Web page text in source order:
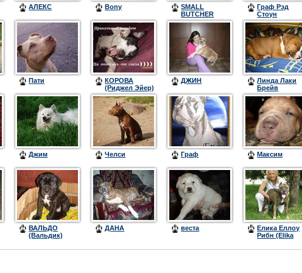
АЛЕКС Bony
SMALL
BUTCHER
"TYSON"
Граф Рэд
Стоун
Пати
КОРОВА
(Риджел Эйер)
ДЖИН
Линда Лаки
Брейв
Джим Челси Граф Максим
ВАЛЬДО
(Вальдик)
ДАНА веста
Елика Еллоу
Рибн (Elika